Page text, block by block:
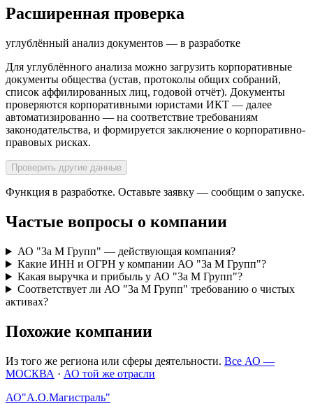
Расширенная проверка
углублённый анализ документов — в разработке
Для углублённого анализа можно загрузить корпоративные
документы общества (устав, протоколы общих собраний,
список аффилированных лиц, годовой отчёт). Документы
проверяются корпоративными юристами ИКТ — далее
автоматизированно — на соответствие требованиям
законодательства, и формируется заключение о корпоративно-
правовых рисках.
Проверить другие данные
Функция в разработке. Оставьте заявку — сообщим о запуске.
Частые вопросы о компании
АО "3а М Групп" — действующая компания?
Какие ИНН и ОГРН у компании АО "3а М Групп"?
Какая выручка и прибыль у АО "3а М Групп"?
Соответствует ли АО "3а М Групп" требованию о чистых
активах?
Похожие компании
Из того же региона или сферы деятельности. Все АО —
МОСКВА · АО той же отрасли
АО"А.О.Магистраль"